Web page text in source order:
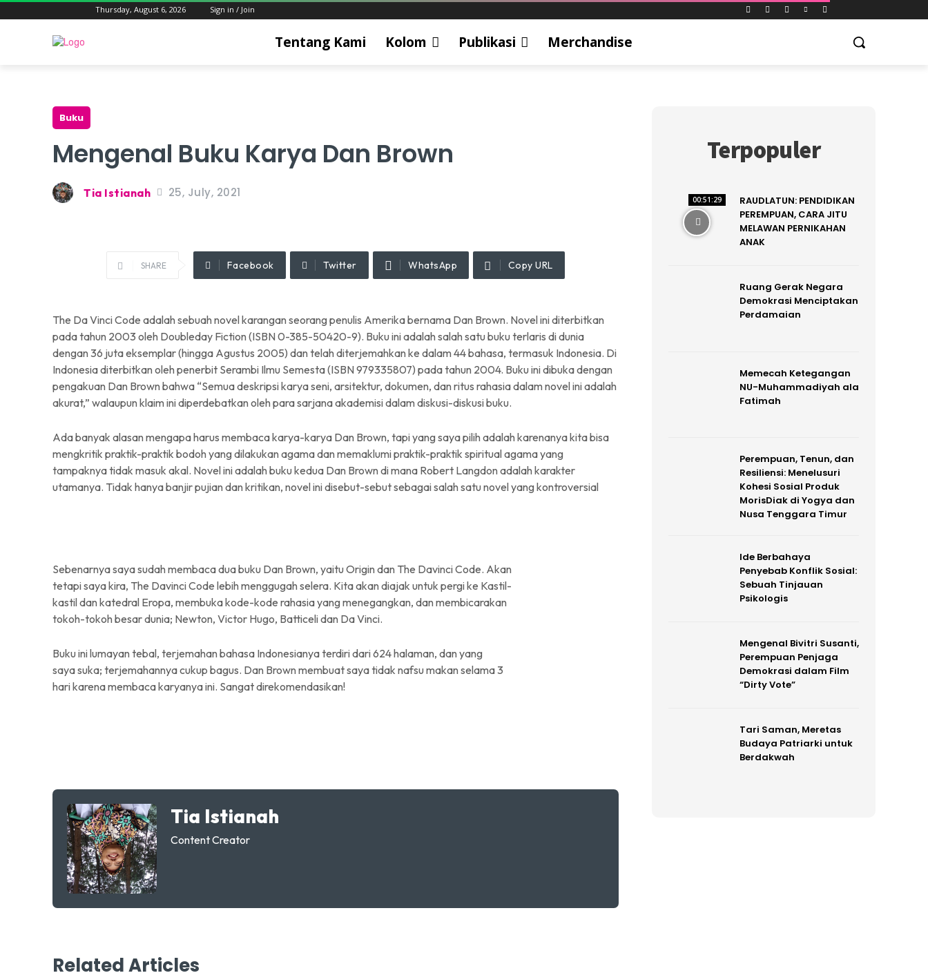
Thursday, August 6, 2026 Sign in / Join
Tentang Kami Kolom Publikasi Merchandise
Buku
Mengenal Buku Karya Dan Brown
Tia Istianah 25, July, 2021
SHARE Facebook Twitter WhatsApp Copy URL
The Da Vinci Code adalah sebuah novel karangan seorang penulis Amerika bernama Dan Brown. Novel ini diterbitkan
pada tahun 2003 oleh Doubleday Fiction (ISBN 0-385-50420-9). Buku ini adalah salah satu buku terlaris di dunia
dengan 36 juta eksemplar (hingga Agustus 2005) dan telah diterjemahkan ke dalam 44 bahasa, termasuk Indonesia. Di
Indonesia diterbitkan oleh penerbit Serambi Ilmu Semesta (ISBN 979335807) pada tahun 2004. Buku ini dibuka dengan
pengakuan Dan Brown bahwa “Semua deskripsi karya seni, arsitektur, dokumen, dan ritus rahasia dalam novel ini adalah
akurat,” walaupun klaim ini diperdebatkan oleh para sarjana akademisi dalam diskusi-diskusi buku.
Ada banyak alasan mengapa harus membaca karya-karya Dan Brown, tapi yang saya pilih adalah karenanya kita bisa
mengkritik praktik-praktik bodoh yang dilakukan agama dan memaklumi praktik-praktik spiritual agama yang
tampaknya tidak masuk akal. Novel ini adalah buku kedua Dan Brown di mana Robert Langdon adalah karakter
utamanya. Tidak hanya banjir pujian dan kritikan, novel ini disebut-sebut sebagai salah satu novel yang kontroversial
Sebenarnya saya sudah membaca dua buku Dan Brown, yaitu Origin dan The Davinci Code. Akan
tetapi saya kira, The Davinci Code lebih menggugah selera. Kita akan diajak untuk pergi ke Kastil-
kastil dan katedral Eropa, membuka kode-kode rahasia yang menegangkan, dan membicarakan
tokoh-tokoh besar dunia; Newton, Victor Hugo, Batticeli dan Da Vinci.
Buku ini lumayan tebal, terjemahan bahasa Indonesianya terdiri dari 624 halaman, dan yang
saya suka; terjemahannya cukup bagus. Dan Brown membuat saya tidak nafsu makan selama 3
hari karena membaca karyanya ini. Sangat direkomendasikan!
Tia Istianah
Content Creator
Terpopuler
00:51:29
RAUDLATUN: PENDIDIKAN
PEREMPUAN, CARA JITU
MELAWAN PERNIKAHAN
ANAK
Ruang Gerak Negara
Demokrasi Menciptakan
Perdamaian
Memecah Ketegangan
NU-Muhammadiyah ala
Fatimah
Perempuan, Tenun, dan
Resiliensi: Menelusuri
Kohesi Sosial Produk
MorisDiak di Yogya dan
Nusa Tenggara Timur
Ide Berbahaya
Penyebab Konflik Sosial:
Sebuah Tinjauan
Psikologis
Mengenal Bivitri Susanti,
Perempuan Penjaga
Demokrasi dalam Film
“Dirty Vote”
Tari Saman, Meretas
Budaya Patriarki untuk
Berdakwah
Related Articles